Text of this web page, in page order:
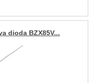
dioda BZX85V...